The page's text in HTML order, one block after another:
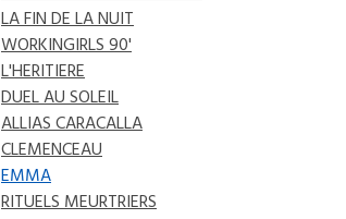
LA FIN DE LA NUIT
WORKINGIRLS 90'
L'HERITIERE
DUEL AU SOLEIL
ALLIAS CARACALLA
CLEMENCEAU
EMMA
RITUELS MEURTRIERS